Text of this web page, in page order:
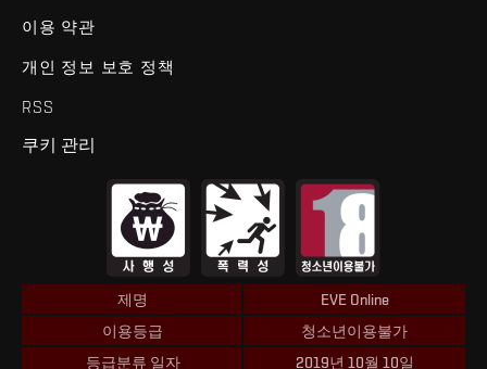
이용 약관
개인 정보 보호 정책
RSS
쿠키 관리
제명
EVE Online
이용등급
청소년이용불가
등급분류 일자
2019년 10월 10일